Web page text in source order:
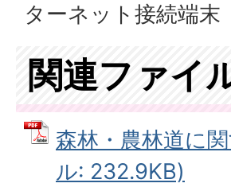
ターネット接続端末
関連ファイ
森林・農林道に
ル: 232.9KB)